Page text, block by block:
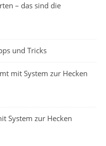
– das sind die
und Tricks
mit System zur Hecken
System zur Hecken